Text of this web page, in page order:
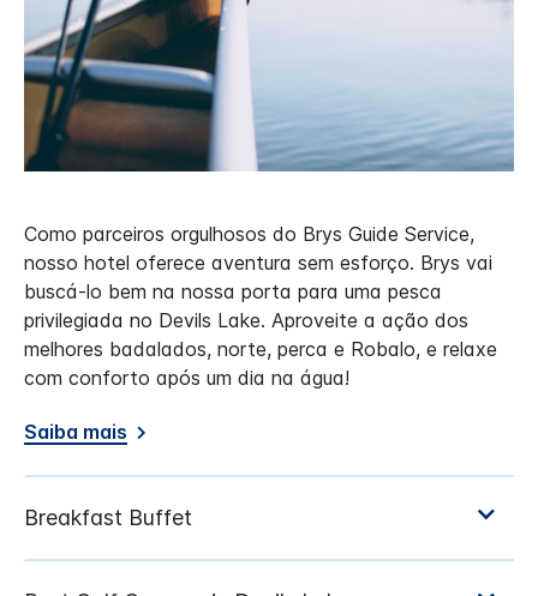
Como parceiros orgulhosos do Brys Guide Service,
nosso hotel oferece aventura sem esforço. Brys vai
buscá-lo bem na nossa porta para uma pesca
privilegiada no Devils Lake. Aproveite a ação dos
melhores badalados, norte, perca e Robalo, e relaxe
com conforto após um dia na água!
Saiba mais